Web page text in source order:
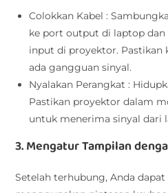
Colokkan Kabel :
ke port output di laptop
input di proyektor. Pastikan
ada gangguan sinyal.
Nyalakan Perangkat :
Pastikan proyektor dalam
untuk menerima sinyal dari
3. Mengatur Tampilan
Setelah terhubung, Anda